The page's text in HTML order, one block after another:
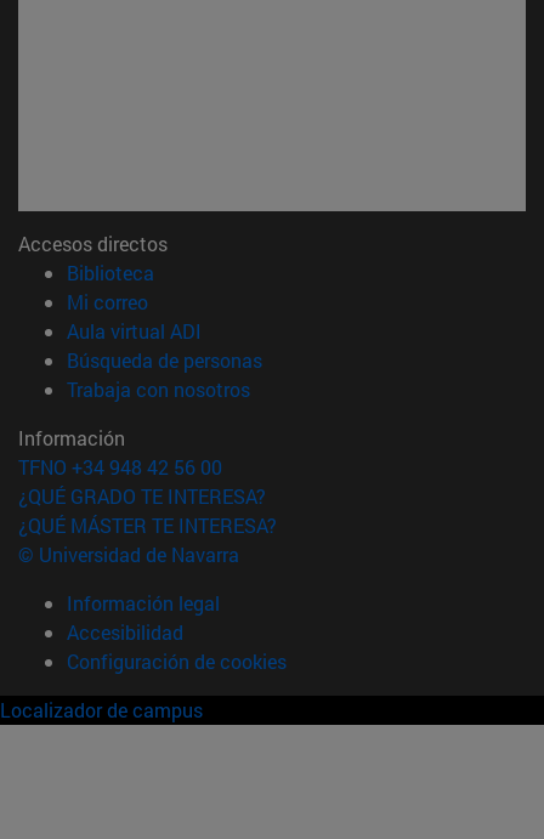
Accesos directos
Biblioteca
Mi correo(abre en nueva ventana)
Aula virtual ADI
Búsqueda de personas(abre en nueva ventana)
Trabaja con nosotros(abre en nueva ventana)
Información
TFNO +34 948 42 56 00
¿QUÉ GRADO TE INTERESA?
¿QUÉ MÁSTER TE INTERESA?
© Universidad de Navarra
Información legal
Accesibilidad
Configuración de cookies
Localizador de campus